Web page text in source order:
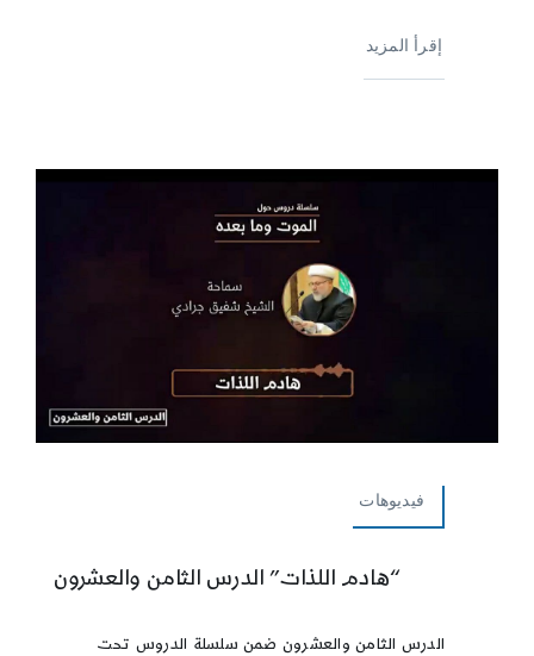
إقرأ المزيد
فيديوهات
“هادم اللذات” الدرس الثامن والعشرون
الدرس الثامن والعشرون ضمن سلسلة الدروس تحت